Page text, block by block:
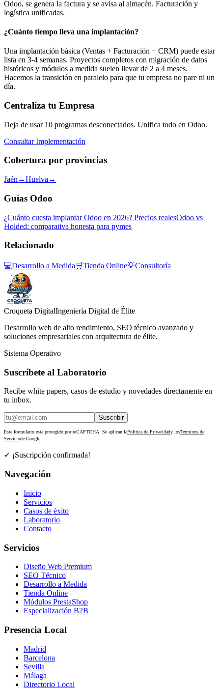
Odoo, se genera la factura y se avisa al almacén. Facturación y
logística unificadas.
¿Cuánto tiempo lleva una implantación?
Una implantación básica (Ventas + Facturación + CRM) puede estar
lista en 3-4 semanas. Proyectos completos con migración de datos
históricos y módulos a medida suelen llevar de 2 a 4 meses.
Hacemos la transición en paralelo para que tu empresa no pare ni un
día.
Centraliza tu Empresa
Deja de usar 10 programas desconectados. Unifica todo en Odoo.
Consultar Implementación
Cobertura por provincias
Jaén →Huelva →
Guías Odoo
¿Cuánto cuesta implantar Odoo en 2026? Precios realesOdoo vs
Holded: comparativa honesta para pymes
Relacionado
💻Desarrollo a Medida 🛒Tienda Online💡Consultoría
Croqueta DigitalIngeniería Digital de Élite
Desarrollo web de alto rendimiento, SEO técnico avanzado y
soluciones empresariales con arquitectura de élite.
Sistema Operativo
Suscríbete al Laboratorio
Recibe white papers, casos de estudio y novedades directamente en
tu inbox.
Suscribir
Este formulario esta protegido por reCAPTCHA. Se aplican laPolitica de Privacidady losTerminos de
Serviciode Google.
✓ ¡Suscripción confirmada!
Navegación
Inicio
Servicios
Casos de éxito
Laboratorio
Contacto
Servicios
Diseño Web Premium
SEO Técnico
Desarrollo a Medida
Tienda Online
Módulos PrestaShop
Especialización B2B
Presencia Local
Madrid
Barcelona
Sevilla
Málaga
Directorio Local